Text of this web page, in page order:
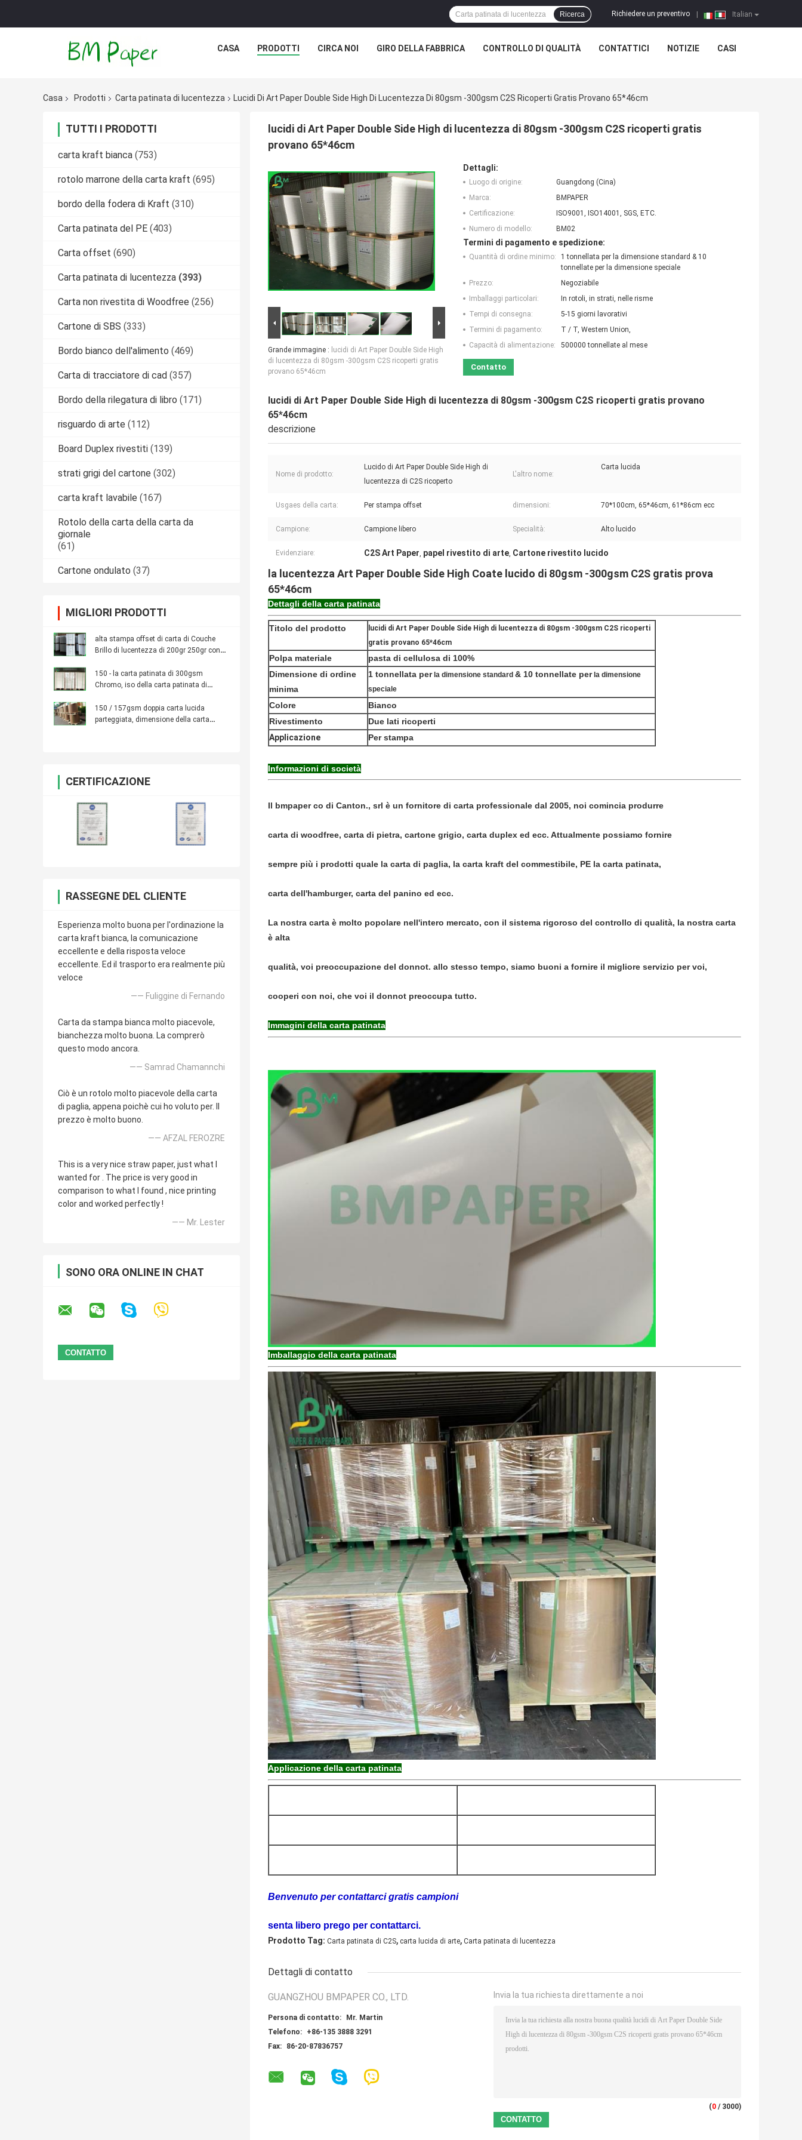
Italian
Richiedere un preventivo
Ricerca
CASA PRODOTTI CIRCA NOI GIRO DELLA FABBRICA CONTROLLO DI QUALITÀ CONTATTICI NOTIZIE CASI
Casa Prodotti Carta patinata di lucentezza Lucidi Di Art Paper Double Side High Di Lucentezza Di 80gsm -300gsm C2S Ricoperti Gratis Provano 65*46cm
TUTTI I PRODOTTI
carta kraft bianca (753)
rotolo marrone della carta kraft (695)
bordo della fodera di Kraft (310)
Carta patinata del PE (403)
Carta offset (690)
Carta patinata di lucentezza (393)
Carta non rivestita di Woodfree (256)
Cartone di SBS (333)
Bordo bianco dell'alimento (469)
Carta di tracciatore di cad (357)
Bordo della rilegatura di libro (171)
risguardo di arte (112)
Board Duplex rivestiti (139)
strati grigi del cartone (302)
carta kraft lavabile (167)
Rotolo della carta della carta da
giornale
(61)
Cartone ondulato (37)
MIGLIORI PRODOTTI
alta stampa offset di carta di Couche
Brillo di lucentezza di 200gr 250gr con
150 - la carta patinata di 300gsm
Chromo, iso della carta patinata di
150 / 157gsm doppia carta lucida
parteggiata, dimensione della carta
CERTIFICAZIONE
RASSEGNE DEL CLIENTE
Esperienza molto buona per l'ordinazione la
carta kraft bianca, la comunicazione
eccellente e della risposta veloce
eccellente. Ed il trasporto era realmente più
veloce
—— Fuliggine di Fernando
Carta da stampa bianca molto piacevole,
bianchezza molto buona. La comprerò
questo modo ancora.
—— Samrad Chamannchi
Ciò è un rotolo molto piacevole della carta
di paglia, appena poichè cui ho voluto per. Il
prezzo è molto buono.
—— AFZAL FEROZRE
This is a very nice straw paper, just what I
wanted for . The price is very good in
comparison to what I found , nice printing
color and worked perfectly !
—— Mr. Lester
SONO ORA ONLINE IN CHAT
lucidi di Art Paper Double Side High di lucentezza di 80gsm -300gsm C2S ricoperti gratis
provano 65*46cm
Grande immagine : lucidi di Art Paper Double Side High
di lucentezza di 80gsm -300gsm C2S ricoperti gratis
provano 65*46cm
Dettagli:
Luogo di origine:
Guangdong (Cina)
Marca:
BMPAPER
Certificazione:
ISO9001, ISO14001, SGS, ETC.
Numero di modello:
BM02
Termini di pagamento e spedizione:
Quantità di ordine minimo:
1 tonnellata per la dimensione standard & 10
tonnellate per la dimensione speciale
Prezzo:
Negoziabile
Imballaggi particolari:
In rotoli, in strati, nelle risme
Tempi di consegna:
5-15 giorni lavorativi
Termini di pagamento:
T / T, Western Union,
Capacità di alimentazione:
500000 tonnellate al mese
Contatto
lucidi di Art Paper Double Side High di lucentezza di 80gsm -300gsm C2S ricoperti gratis provano
65*46cm
descrizione
Nome di prodotto:
Lucido di Art Paper Double Side High di
lucentezza di C2S ricoperto
L'altro nome:
Carta lucida
Usgaes della carta: Per stampa offset dimensioni: 70*100cm, 65*46cm, 61*86cm ecc
Campione: Campione libero Specialità: Alto lucido
Evidenziare: C2S Art Paper, papel rivestito di arte, Cartone rivestito lucido
la lucentezza Art Paper Double Side High Coate lucido di 80gsm -300gsm C2S gratis prova
65*46cm
Dettagli della carta patinata
Titolo del prodotto
lucidi di Art Paper Double Side High di lucentezza di 80gsm -300gsm C2S ricoperti
gratis provano 65*46cm
Polpa materiale
pasta di cellulosa di 100%
Dimensione di ordine
minima
1 tonnellata per la dimensione standard & 10 tonnellate per la dimensione
speciale
Colore
Bianco
Rivestimento
Due lati ricoperti
Applicazione
Per stampa
Informazioni di società
Il bmpaper co di Canton., srl è un fornitore di carta professionale dal 2005, noi comincia produrre
carta di woodfree, carta di pietra, cartone grigio, carta duplex ed ecc. Attualmente possiamo fornire
sempre più i prodotti quale la carta di paglia, la carta kraft del commestibile, PE la carta patinata,
carta dell'hamburger, carta del panino ed ecc.
La nostra carta è molto popolare nell'intero mercato, con il sistema rigoroso del controllo di qualità, la nostra carta
è alta
qualità, voi preoccupazione del donnot. allo stesso tempo, siamo buoni a fornire il migliore servizio per voi,
cooperi con noi, che voi il donnot preoccupa tutto.
Immagini della carta patinata
Imballaggio della carta patinata
Applicazione della carta patinata
Benvenuto per contattarci gratis campioni
senta libero prego per contattarci.
Prodotto Tag: Carta patinata di C2S, carta lucida di arte, Carta patinata di lucentezza
Dettagli di contatto
GUANGZHOU BMPAPER CO., LTD.
Persona di contatto:
Mr. Martin
Telefono:
+86-135 3888 3291
Fax:
86-20-87836757
Invia la tua richiesta direttamente a noi
(0 / 3000)